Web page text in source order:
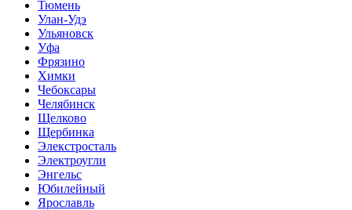
Тюмень
Улан-Удэ
Ульяновск
Уфа
Фрязино
Химки
Чебоксары
Челябинск
Щелково
Щербинка
Элекстросталь
Электроугли
Энгельс
Юбилейный
Ярославль